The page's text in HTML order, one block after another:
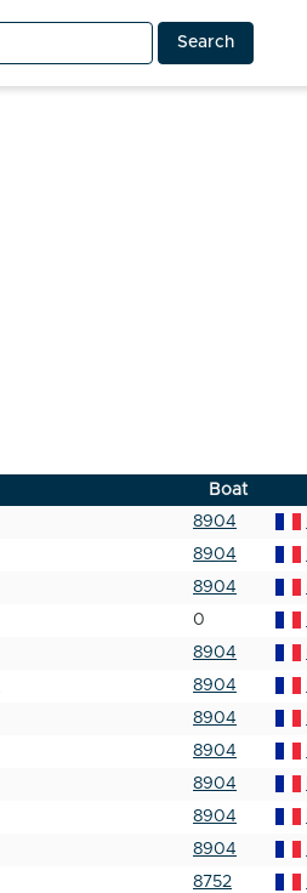
Boat
8904
8904
8904
0
8904
8904
8904
8904
8904
8904
8904
8752